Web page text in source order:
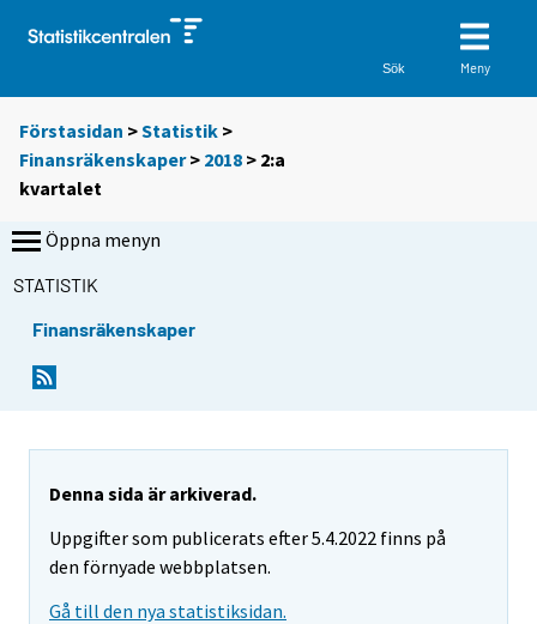
Sök Meny
Förstasidan >Statistik >
Finansräkenskaper> 2018 > 2:a
kvartalet
Öppna menyn
STATISTIK
Finansräkenskaper
Denna sida är arkiverad.
Uppgifter som publicerats efter 5.4.2022 finns på
den förnyade webbplatsen.
Gå till den nya statistiksidan.